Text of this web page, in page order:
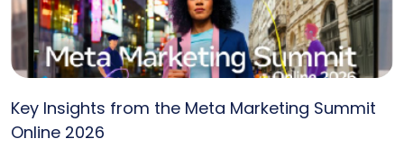
Key Insights from the Meta Marketing Summit
Online 2026